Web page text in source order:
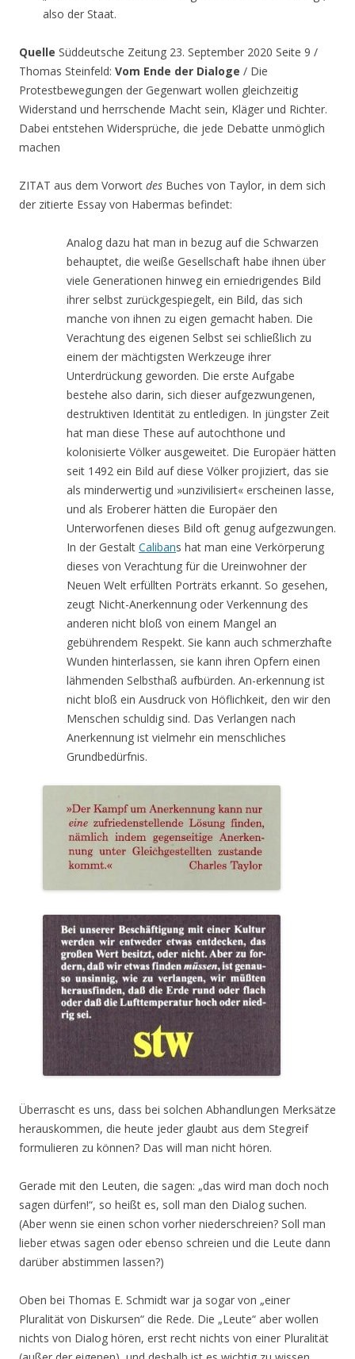
also der Staat.
Quelle Süddeutsche Zeitung 23. September 2020 Seite 9 /
Thomas Steinfeld: Vom Ende der Dialoge / Die
Protestbewegungen der Gegenwart wollen gleichzeitig
Widerstand und herrschende Macht sein, Kläger und Richter.
Dabei entstehen Widersprüche, die jede Debatte unmöglich
machen
ZITAT aus dem Vorwort des Buches von Taylor, in dem sich
der zitierte Essay von Habermas befindet:
Analog dazu hat man in bezug auf die Schwarzen
behauptet, die weiße Gesellschaft habe ihnen über
viele Generationen hinweg ein erniedrigendes Bild
ihrer selbst zurückgespiegelt, ein Bild, das sich
manche von ihnen zu eigen gemacht haben. Die
Verachtung des eigenen Selbst sei schließlich zu
einem der mächtigsten Werkzeuge ihrer
Unterdrückung geworden. Die erste Aufgabe
bestehe also darin, sich dieser aufgezwungenen,
destruktiven Identität zu entledigen. In jüngster Zeit
hat man diese These auf autochthone und
kolonisierte Völker ausgeweitet. Die Europäer hätten
seit 1492 ein Bild auf diese Völker projiziert, das sie
als minderwertig und »unzivilisiert« erscheinen lasse,
und als Eroberer hätten die Europäer den
Unterworfenen dieses Bild oft genug aufgezwungen.
In der Gestalt Calibans hat man eine Verkörperung
dieses von Verachtung für die Ureinwohner der
Neuen Welt erfüllten Porträts erkannt. So gesehen,
zeugt Nicht-Anerkennung oder Verkennung des
anderen nicht bloß von einem Mangel an
gebührendem Respekt. Sie kann auch schmerzhafte
Wunden hinterlassen, sie kann ihren Opfern einen
lähmenden Selbsthaß aufbürden. An-erkennung ist
nicht bloß ein Ausdruck von Höflichkeit, den wir den
Menschen schuldig sind. Das Verlangen nach
Anerkennung ist vielmehr ein menschliches
Grundbedürfnis.
Überrascht es uns, dass bei solchen Abhandlungen Merksätze
herauskommen, die heute jeder glaubt aus dem Stegreif
formulieren zu können? Das will man nicht hören.
Gerade mit den Leuten, die sagen: „das wird man doch noch
sagen dürfen!“, so heißt es, soll man den Dialog suchen.
(Aber wenn sie einen schon vorher niederschreien? Soll man
lieber etwas sagen oder ebenso schreien und die Leute dann
darüber abstimmen lassen?)
Oben bei Thomas E. Schmidt war ja sogar von „einer
Pluralität von Diskursen“ die Rede. Die „Leute“ aber wollen
nichts von Dialog hören, erst recht nichts von einer Pluralität